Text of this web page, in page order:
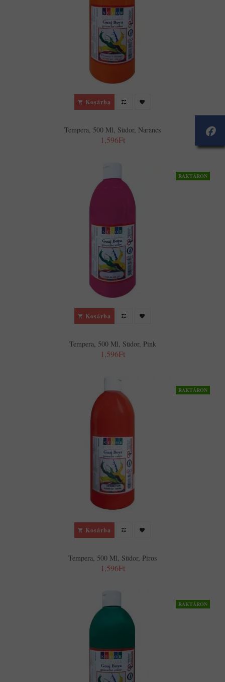
Kosárba
Tempera, 500 Ml, Südor, Narancs
1,596Ft
RAKTÁRON
Kosárba
Tempera, 500 Ml, Südor, Pink
1,596Ft
RAKTÁRON
Kosárba
Tempera, 500 Ml, Südor, Piros
1,596Ft
RAKTÁRON